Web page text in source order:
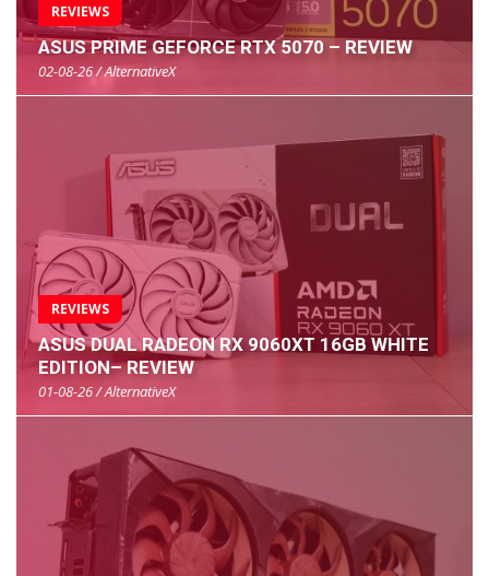
REVIEWS
ASUS PRIME GEFORCE RTX 5070 – REVIEW
02-08-26 / AlternativeX
REVIEWS
ASUS DUAL RADEON RX 9060XT 16GB WHITE
EDITION– REVIEW
01-08-26 / AlternativeX